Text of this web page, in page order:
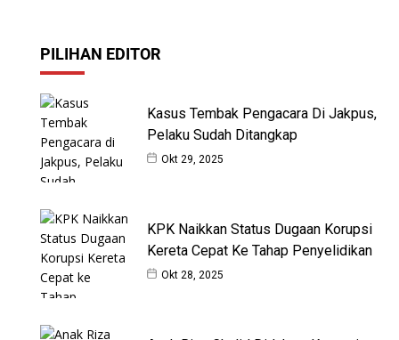
PILIHAN EDITOR
Kasus Tembak Pengacara Di Jakpus,
Pelaku Sudah Ditangkap
Okt 29, 2025
KPK Naikkan Status Dugaan Korupsi
Kereta Cepat Ke Tahap Penyelidikan
Okt 28, 2025